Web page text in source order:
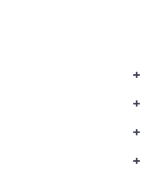
+
+
+
+